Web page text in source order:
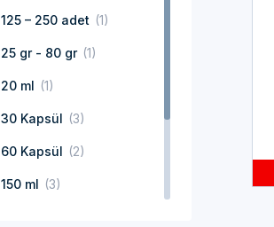
125 – 250 adet (1)
25 gr - 80 gr (1)
20 ml (1)
30 Kapsül (3)
60 Kapsül (2)
150 ml (3)